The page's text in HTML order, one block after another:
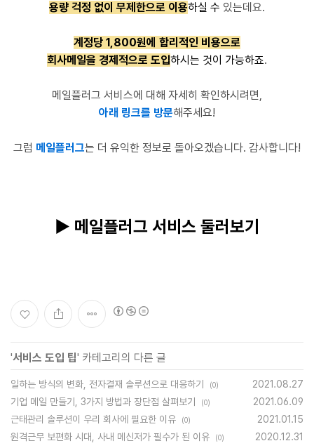
용량 걱정 없이 무제한으로 이용하실 수 있는데요.
계정당 1,800원에 합리적인 비용으로
회사메일을 경제적으로 도입하시는 것이 가능하죠.
메일플러그 서비스에 대해 자세히 확인하시려면,
아래 링크를 방문해주세요!
그럼 메일플러그는 더 유익한 정보로 돌아오겠습니다. 감사합니다!
▶ 메일플러그 서비스 둘러보기
'서비스 도입 팁' 카테고리의 다른 글
일하는 방식의 변화, 전자결재 솔루션으로 대응하기 (0)
2021.08.27
기업 메일 만들기, 3가지 방법과 장단점 살펴보기
(0)
2021.06.09
근태관리 솔루션이 우리 회사에 필요한 이유
(0)
2021.01.15
원격근무 보편화 시대, 사내 메신저가 필수가 된 이유
(0)
2020.12.31